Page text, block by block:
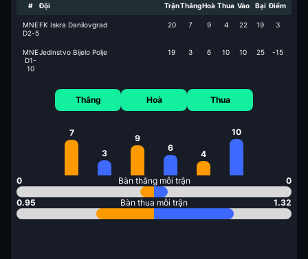
# Đội TrậnThắngHoà Thua Vào Bại Điểm
MNE
D2-5
FK Iskra Danilovgrad 20 7 9 4 22 19 3
MNE
D1-
10
Jedinstvo Bijelo Polje 19 3 6 10 10 25 -15
Thắng
7
3
Hoà
9
6
Thua
4
10
0 Bàn thắng mỗi trận 0
0.95 Bàn thua mỗi trận 1.32